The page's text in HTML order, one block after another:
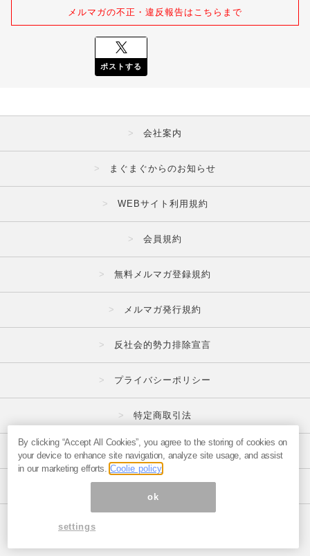
メルマガの不正・違反報告はこちらまで
ポストする
会社案内
まぐまぐからのお知らせ
WEBサイト利用規約
会員規約
無料メルマガ登録規約
メルマガ発行規約
反社会的勢力排除宣言
プライバシーポリシー
特定商取引法
広告掲載はこちら
メルマガの不正・違反報告はこちら
ページ内の商標は全て商標権者に属します。
By clicking “Accept All Cookies”, you agree to the storing of cookies on
your device to enhance site navigation, analyze site usage, and assist
in our marketing efforts. Coolie policy
ok
settings